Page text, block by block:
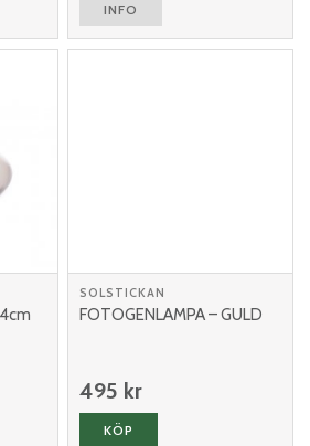
INFO
SOLSTICKAN
FOTOGENLAMPA – GULD
495 kr
KÖP